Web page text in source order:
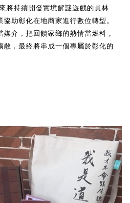
將持續開發實境解謎遊戲的員林
協助彰化在地商家進行數位轉型。
媒介，把回饋家鄉的熱情當燃料，
散，最終將串成一個專屬於彰化的